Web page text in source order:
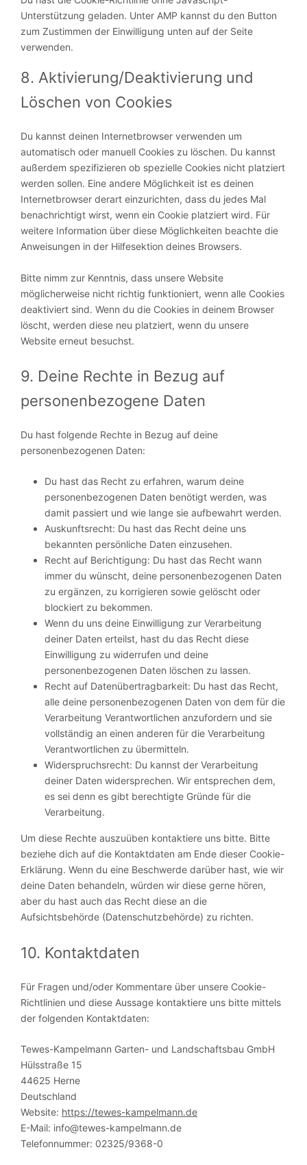
Unterstützung geladen. Unter AMP kannst du den Button
zum Zustimmen der Einwilligung unten auf der Seite
verwenden.
8. Aktivierung/Deaktivierung und
Löschen von Cookies
Du kannst deinen Internetbrowser verwenden um
automatisch oder manuell Cookies zu löschen. Du kannst
außerdem spezifizieren ob spezielle Cookies nicht platziert
werden sollen. Eine andere Möglichkeit ist es deinen
Internetbrowser derart einzurichten, dass du jedes Mal
benachrichtigt wirst, wenn ein Cookie platziert wird. Für
weitere Information über diese Möglichkeiten beachte die
Anweisungen in der Hilfesektion deines Browsers.
Bitte nimm zur Kenntnis, dass unsere Website
möglicherweise nicht richtig funktioniert, wenn alle Cookies
deaktiviert sind. Wenn du die Cookies in deinem Browser
löscht, werden diese neu platziert, wenn du unsere
Website erneut besuchst.
9. Deine Rechte in Bezug auf
personenbezogene Daten
Du hast folgende Rechte in Bezug auf deine
personenbezogenen Daten:
Du hast das Recht zu erfahren, warum deine
personenbezogenen Daten benötigt werden, was
damit passiert und wie lange sie aufbewahrt werden.
Auskunftsrecht: Du hast das Recht deine uns
bekannten persönliche Daten einzusehen.
Recht auf Berichtigung: Du hast das Recht wann
immer du wünscht, deine personenbezogenen Daten
zu ergänzen, zu korrigieren sowie gelöscht oder
blockiert zu bekommen.
Wenn du uns deine Einwilligung zur Verarbeitung
deiner Daten erteilst, hast du das Recht diese
Einwilligung zu widerrufen und deine
personenbezogenen Daten löschen zu lassen.
Recht auf Datenübertragbarkeit: Du hast das Recht,
alle deine personenbezogenen Daten von dem für die
Verarbeitung Verantwortlichen anzufordern und sie
vollständig an einen anderen für die Verarbeitung
Verantwortlichen zu übermitteln.
Widerspruchsrecht: Du kannst der Verarbeitung
deiner Daten widersprechen. Wir entsprechen dem,
es sei denn es gibt berechtigte Gründe für die
Verarbeitung.
Um diese Rechte auszuüben kontaktiere uns bitte. Bitte
beziehe dich auf die Kontaktdaten am Ende dieser Cookie-
Erklärung. Wenn du eine Beschwerde darüber hast, wie wir
deine Daten behandeln, würden wir diese gerne hören,
aber du hast auch das Recht diese an die
Aufsichtsbehörde (Datenschutzbehörde) zu richten.
10. Kontaktdaten
Für Fragen und/oder Kommentare über unsere Cookie-
Richtlinien und diese Aussage kontaktiere uns bitte mittels
der folgenden Kontaktdaten:
Tewes-Kampelmann Garten- und Landschaftsbau GmbH
Hülsstraße 15
44625 Herne
Deutschland
Website: https://tewes-kampelmann.de
E-Mail: info@tewes-kampelmann.de
Telefonnummer: 02325/9368-0